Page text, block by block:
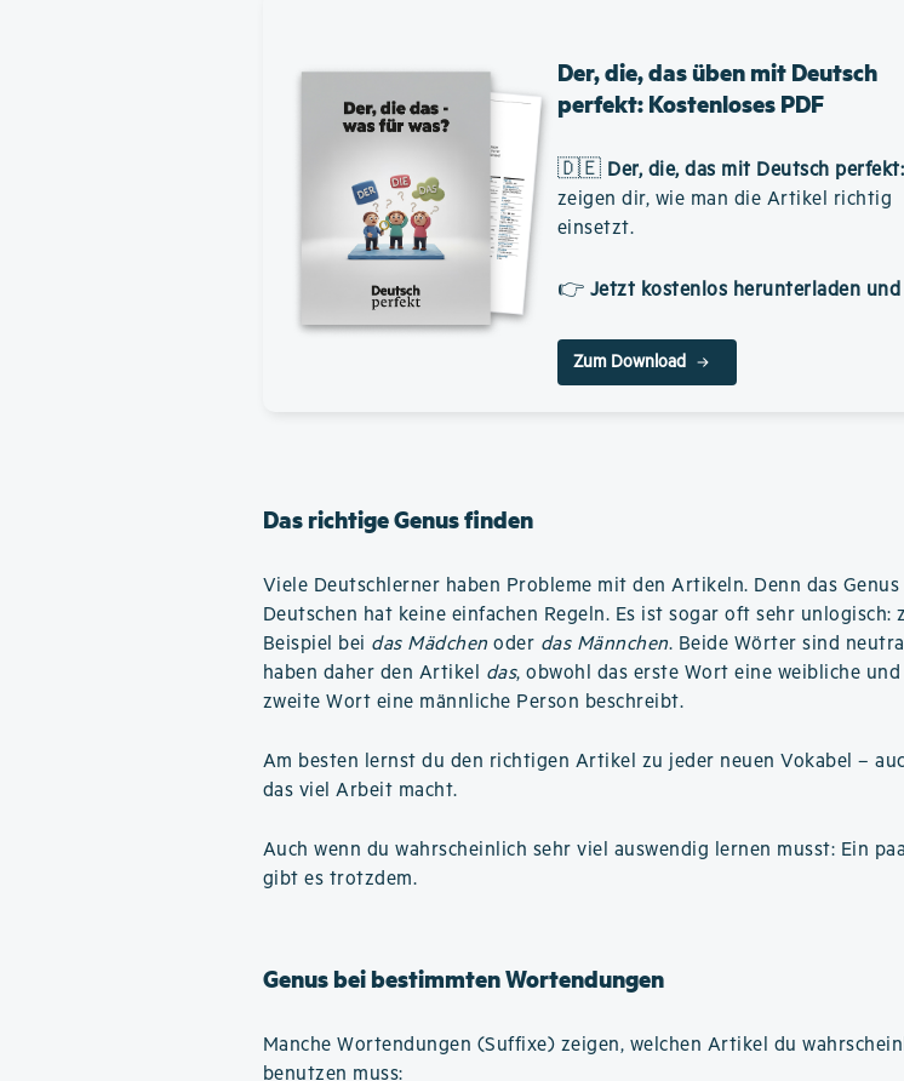
Der, die, das üben mit Deutsch
perfekt: Kostenloses PDF
🇩🇪 Der, die, das mit Deutsch perfekt:
zeigen dir, wie man die Artikel richtig
einsetzt.
👉 Jetzt kostenlos herunterladen und
Zum Download
Das richtige Genus finden
Viele Deutschlerner haben Probleme mit den Artikeln. Denn das Genus
Deutschen hat keine einfachen Regeln. Es ist sogar oft sehr unlogisch:
Beispiel bei das Mädchen oder das Männchen. Beide Wörter sind
haben daher den Artikel das, obwohl das erste Wort eine weibliche und
zweite Wort eine männliche Person beschreibt.
Am besten lernst du den richtigen Artikel zu jeder neuen Vokabel –
das viel Arbeit macht.
Auch wenn du wahrscheinlich sehr viel auswendig lernen musst: Ein
gibt es trotzdem.
Genus bei bestimmten Wortendungen
Manche Wortendungen (Suffixe) zeigen, welchen Artikel du
benutzen muss: